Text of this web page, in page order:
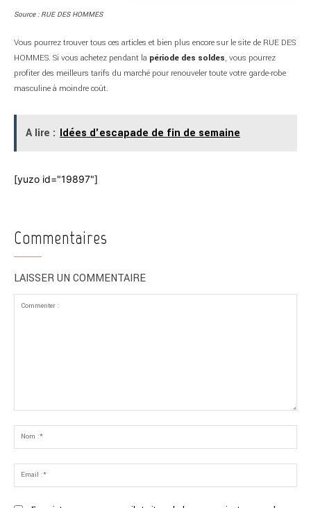
Source : RUE DES HOMMES
Vous pourrez trouver tous ces articles et bien plus encore sur le site de RUE DES
HOMMES. Si vous achetez pendant la période des soldes, vous pourrez
profiter des meilleurs tarifs du marché pour renouveler toute votre garde-robe
masculine à moindre coût.
A lire : Idées d'escapade de fin de semaine
[yuzo id="19897"]
Commentaires
LAISSER UN COMMENTAIRE
:*
:*